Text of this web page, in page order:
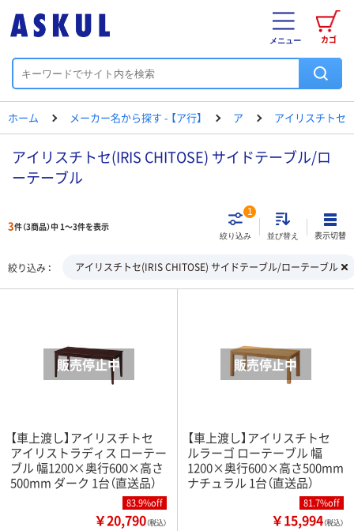
カゴ
メニュー
ホーム メーカー名から探す - 【ア行】 ア アイリスチトセ
アイリスチトセ(IRIS CHITOSE) サイドテーブル/ロ
ーテーブル
3件（3商品）中 1～3件を表示
絞り込み
1
並び替え 表示切替
絞り込み アイリスチトセ(IRIS CHITOSE) サイドテーブル/ローテーブル
【車上渡し】アイリスチトセ
アイリストラディス ローテー
ブル 幅1200×奥行600×高さ
500mm ダーク 1台（直送品）
83.9%off
￥20,790（税込）
【車上渡し】アイリスチトセ
ルラーゴ ローテーブル 幅
1200×奥行600×高さ500mm
ナチュラル 1台（直送品）
81.7%off
￥15,994（税込）